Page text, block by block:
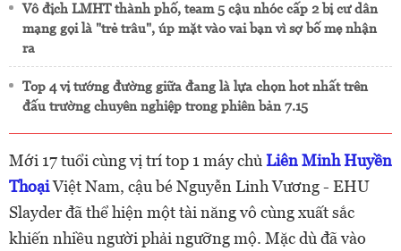
Vô địch LMHT thành phố, team 5 cậu nhóc cấp 2 bị cư dân
mạng gọi là "trẻ trâu", úp mặt vào vai bạn vì sợ bố mẹ nhận
ra
Top 4 vị tướng đường giữa đang là lựa chọn hot nhất trên
đấu trường chuyên nghiệp trong phiên bản 7.15
Mới 17 tuổi cùng vị trí top 1 máy chủ Liên Minh Huyền
ThoạiViệt Nam, cậu bé Nguyễn Linh Vương - EHU
Slayder đã thể hiện một tài năng vô cùng xuất sắc
khiến nhiều người phải ngưỡng mộ. Mặc dù đã vào